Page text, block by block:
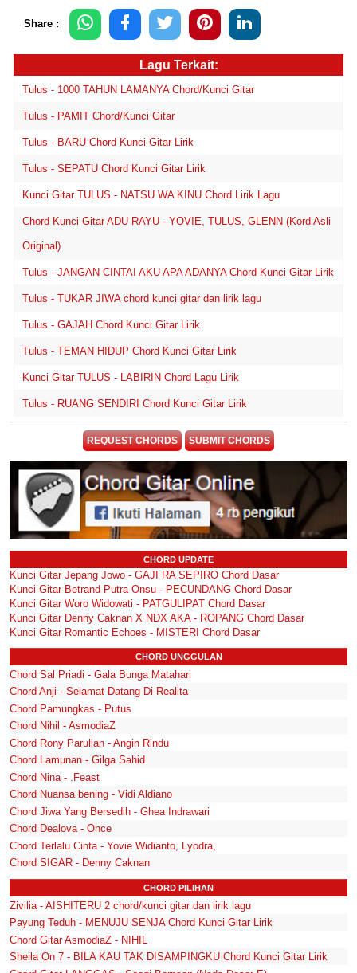
Share :
Lagu Terkait:
Tulus - 1000 TAHUN LAMANYA Chord/Kunci Gitar
Tulus - PAMIT Chord/Kunci Gitar
Tulus - BARU Chord Kunci Gitar Lirik
Tulus - SEPATU Chord Kunci Gitar Lirik
Kunci Gitar TULUS - NATSU WA KINU Chord Lirik Lagu
Chord Kunci Gitar ADU RAYU - YOVIE, TULUS, GLENN (Kord Asli
Original)
Tulus - JANGAN CINTAI AKU APA ADANYA Chord Kunci Gitar Lirik
Tulus - TUKAR JIWA chord kunci gitar dan lirik lagu
Tulus - GAJAH Chord Kunci Gitar Lirik
Tulus - TEMAN HIDUP Chord Kunci Gitar Lirik
Kunci Gitar TULUS - LABIRIN Chord Lagu Lirik
Tulus - RUANG SENDIRI Chord Kunci Gitar Lirik
REQUEST CHORDS SUBMIT CHORDS
CHORD UPDATE
Kunci Gitar Jepang Jowo - GAJI RA SEPIRO Chord Dasar
Kunci Gitar Betrand Putra Onsu - PECUNDANG Chord Dasar
Kunci Gitar Woro Widowati - PATGULIPAT Chord Dasar
Kunci Gitar Denny Caknan X NDX AKA - ROPANG Chord Dasar
Kunci Gitar Romantic Echoes - MISTERI Chord Dasar
CHORD UNGGULAN
Chord Sal Priadi - Gala Bunga Matahari
Chord Anji - Selamat Datang Di Realita
Chord Pamungkas - Putus
Chord Nihil - AsmodiaZ
Chord Rony Parulian - Angin Rindu
Chord Lamunan - Gilga Sahid
Chord Nina - .Feast
Chord Nuansa bening - Vidi Aldiano
Chord Jiwa Yang Bersedih - Ghea Indrawari
Chord Dealova - Once
Chord Terlalu Cinta - Yovie Widianto, Lyodra,
Chord SIGAR - Denny Caknan
CHORD PILIHAN
Zivilia - AISHITERU 2 chord/kunci gitar dan lirik lagu
Payung Teduh - MENUJU SENJA Chord Kunci Gitar Lirik
Chord Gitar AsmodiaZ - NIHIL
Sheila On 7 - BILA KAU TAK DISAMPINGKU Chord Kunci Gitar Lirik